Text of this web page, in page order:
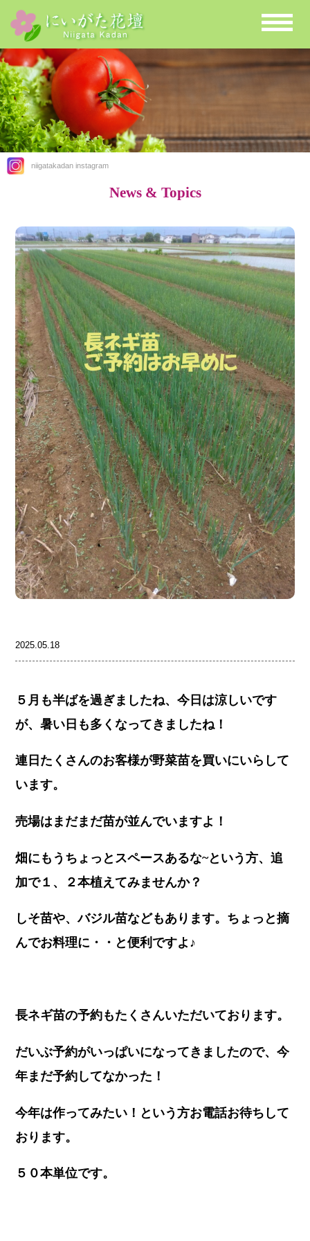
niigatakadan instagram
News & Topics
2025.05.18
５月も半ばを過ぎましたね、今日は涼しいです
が、暑い日も多くなってきましたね！
連日たくさんのお客様が野菜苗を買いにいらして
います。
売場はまだまだ苗が並んでいますよ！
畑にもうちょっとスペースあるな~という方、追
加で１、２本植えてみませんか？
しそ苗や、バジル苗などもあります。ちょっと摘
んでお料理に・・と便利ですよ♪
長ネギ苗の予約もたくさんいただいております。
だいぶ予約がいっぱいになってきましたので、今
年まだ予約してなかった！
今年は作ってみたい！という方お電話お待ちして
おります。
５０本単位です。